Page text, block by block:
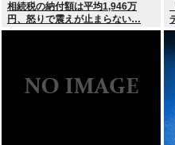
相続税の納付額は平均1,946万
円、怒りで震えが止まらない…